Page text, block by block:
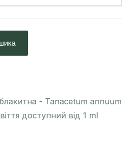
- Tanacetum annuum
доступний від 1 ml